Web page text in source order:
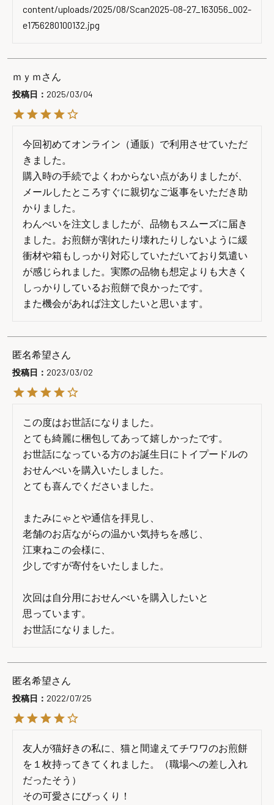
content/uploads/2025/08/Scan2025-08-27_163056_002-
e1756280100132.jpg
ｍｙｍ
投稿日 2025/03/04
今回初めてオンライン（通販）で利用させていただ
きました。
購入時の手続でよくわからない点がありましたが、
メールしたところすぐに親切なご返事をいただき助
かりました。
わんべいを注文しましたが、品物もスムーズに届き
ました。お煎餅が割れたり壊れたりしないように緩
衝材や箱もしっかり対応していただいており気遣い
が感じられました。実際の品物も想定よりも大きく
しっかりしているお煎餅で良かったです。
また機会があれば注文したいと思います。
匿名希望
投稿日 2023/03/02
この度はお世話になりました。
とても綺麗に梱包してあって嬉しかったです。
お世話になっている方のお誕生日にトイプードルの
おせんべいを購入いたしました。
とても喜んでくださいました。
またみにゃとや通信を拝見し、
老舗のお店ながらの温かい気持ちを感じ、
江東ねこの会様に、
少しですが寄付をいたしました。
次回は自分用におせんべいを購入したいと
思っています。
お世話になりました。
匿名希望
投稿日 2022/07/25
友人が猫好きの私に、猫と間違えてチワワのお煎餅
を１枚持ってきてくれました。（職場への差し入れ
だったそう）
その可愛さにびっくり！